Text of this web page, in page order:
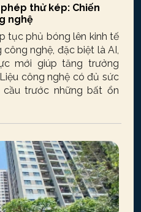
thử kép: Chiến
nghệ
tục phủ bóng lên kinh tế
nghệ, đặc biệt là AI,
mới giúp tăng trưởng
công nghệ có đủ sức
cầu trước những bất ổn